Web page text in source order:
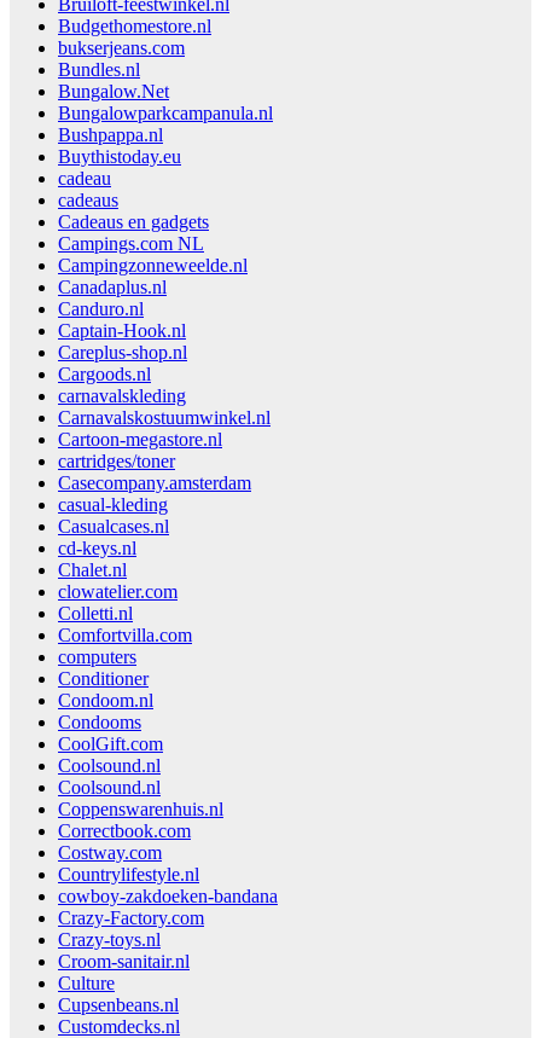
Bruiloft-feestwinkel.nl
Budgethomestore.nl
bukserjeans.com
Bundles.nl
Bungalow.Net
Bungalowparkcampanula.nl
Bushpappa.nl
Buythistoday.eu
cadeau
cadeaus
Cadeaus en gadgets
Campings.com NL
Campingzonneweelde.nl
Canadaplus.nl
Canduro.nl
Captain-Hook.nl
Careplus-shop.nl
Cargoods.nl
carnavalskleding
Carnavalskostuumwinkel.nl
Cartoon-megastore.nl
cartridges/toner
Casecompany.amsterdam
casual-kleding
Casualcases.nl
cd-keys.nl
Chalet.nl
clowatelier.com
Colletti.nl
Comfortvilla.com
computers
Conditioner
Condoom.nl
Condooms
CoolGift.com
Coolsound.nl
Coolsound.nl
Coppenswarenhuis.nl
Correctbook.com
Costway.com
Countrylifestyle.nl
cowboy-zakdoeken-bandana
Crazy-Factory.com
Crazy-toys.nl
Croom-sanitair.nl
Culture
Cupsenbeans.nl
Customdecks.nl